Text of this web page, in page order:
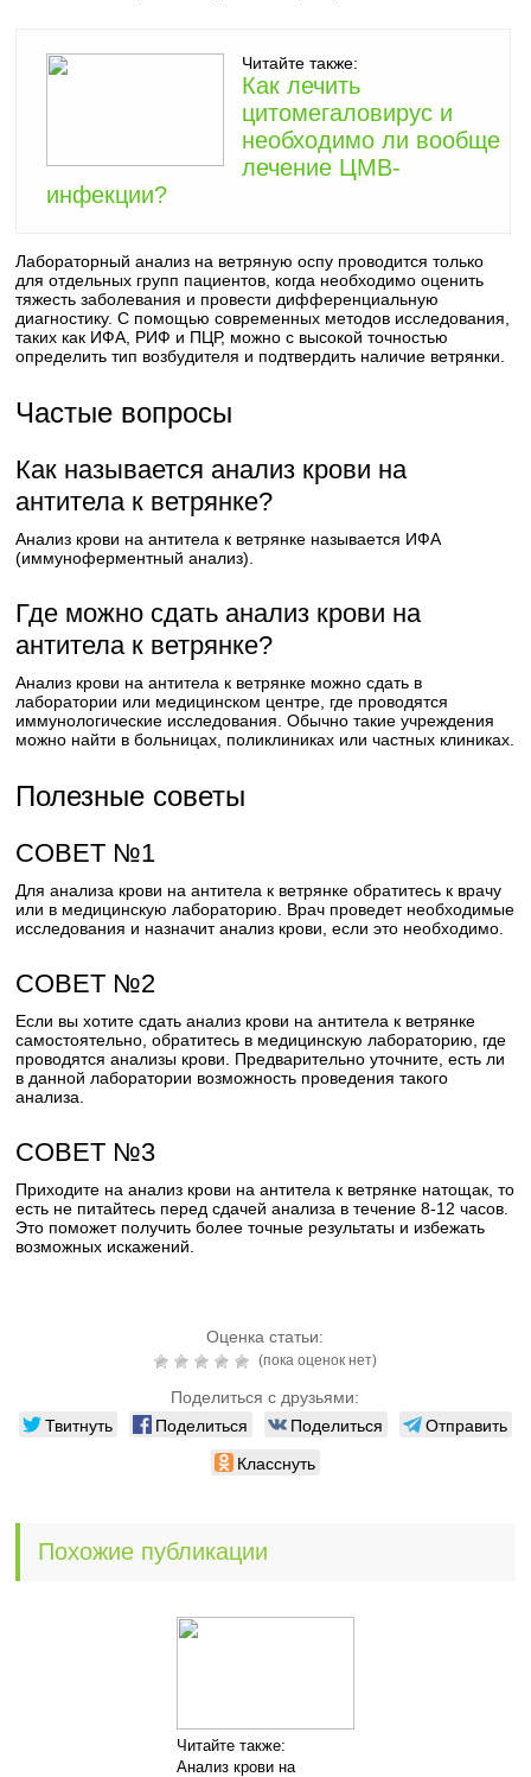
Читайте также:
Как лечить
цитомегаловирус и
необходимо ли вообще
лечение ЦМВ-
инфекции?
Лабораторный анализ на ветряную оспу проводится только
для отдельных групп пациентов, когда необходимо оценить
тяжесть заболевания и провести дифференциальную
диагностику. С помощью современных методов исследования,
таких как ИФА, РИФ и ПЦР, можно с высокой точностью
определить тип возбудителя и подтвердить наличие ветрянки.
Частые вопросы
Как называется анализ крови на
антитела к ветрянке?
Анализ крови на антитела к ветрянке называется ИФА
(иммуноферментный анализ).
Где можно сдать анализ крови на
антитела к ветрянке?
Анализ крови на антитела к ветрянке можно сдать в
лаборатории или медицинском центре, где проводятся
иммунологические исследования. Обычно такие учреждения
можно найти в больницах, поликлиниках или частных клиниках.
Полезные советы
СОВЕТ №1
Для анализа крови на антитела к ветрянке обратитесь к врачу
или в медицинскую лабораторию. Врач проведет необходимые
исследования и назначит анализ крови, если это необходимо.
СОВЕТ №2
Если вы хотите сдать анализ крови на антитела к ветрянке
самостоятельно, обратитесь в медицинскую лабораторию, где
проводятся анализы крови. Предварительно уточните, есть ли
в данной лаборатории возможность проведения такого
анализа.
СОВЕТ №3
Приходите на анализ крови на антитела к ветрянке натощак, то
есть не питайтесь перед сдачей анализа в течение 8-12 часов.
Это поможет получить более точные результаты и избежать
возможных искажений.
Оценка статьи:
(пока оценок нет)
Поделиться с друзьями:
Твитнуть Поделиться Поделиться
Отправить
Класснуть
Похожие публикации
Читайте также:
Анализ крови на